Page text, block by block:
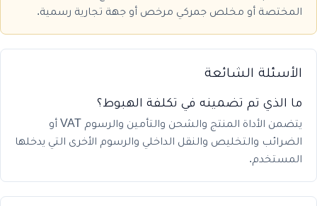
المختصة أو مخلص جمركي مرخص أو جهة تجارية رسمية.
الأسئلة الشائعة
ما الذي تم تضمينه في تكلفة الهبوط؟
يتضمن الأداة المنتج والشحن والتأمين والرسوم VAT أو
الضرائب والتخليص والنقل الداخلي والرسوم الأخرى التي يدخلها
المستخدم.